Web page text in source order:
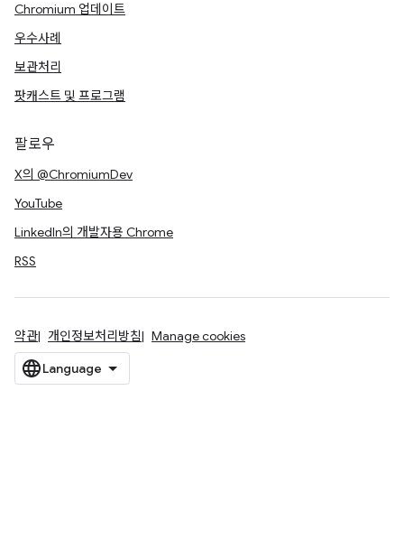
Chromium 업데이트
우수사례
보관처리
팟캐스트 및 프로그램
팔로우
X의 @ChromiumDev
YouTube
LinkedIn의 개발자용 Chrome
RSS
약관 개인정보처리방침 Manage cookies